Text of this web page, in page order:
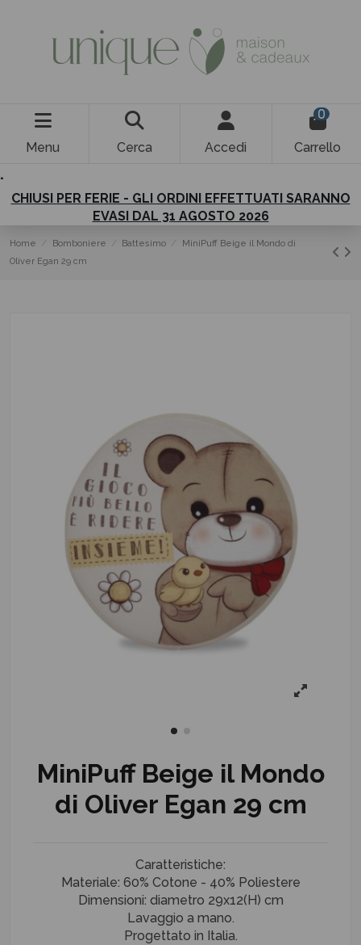
Menu Cerca Accedi
0
Carrello
.
CHIUSI PER FERIE - GLI ORDINI EFFETTUATI SARANNO
EVASI DAL 31 AGOSTO 2026
Home Bomboniere Battesimo
MiniPuff Beige il Mondo di
Oliver Egan 29 cm
MiniPuff Beige il Mondo
di Oliver Egan 29 cm
Caratteristiche:
Materiale: 60% Cotone - 40% Poliestere
Dimensioni: diametro 29x12(H) cm
Lavaggio a mano.
Progettato in Italia.